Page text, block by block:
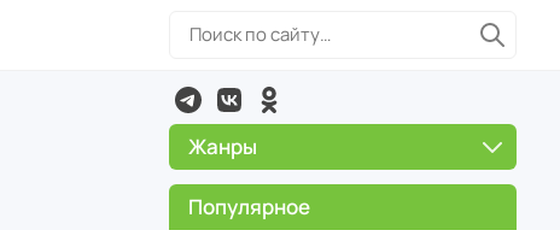
Жанры
Популярное